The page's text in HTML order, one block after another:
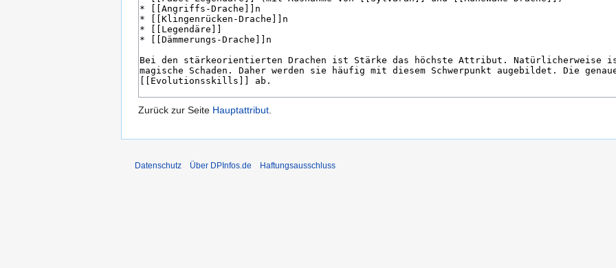
Zurück zur Seite Hauptattribut
Datenschutz Über DPInfos.de Haftungsausschluss